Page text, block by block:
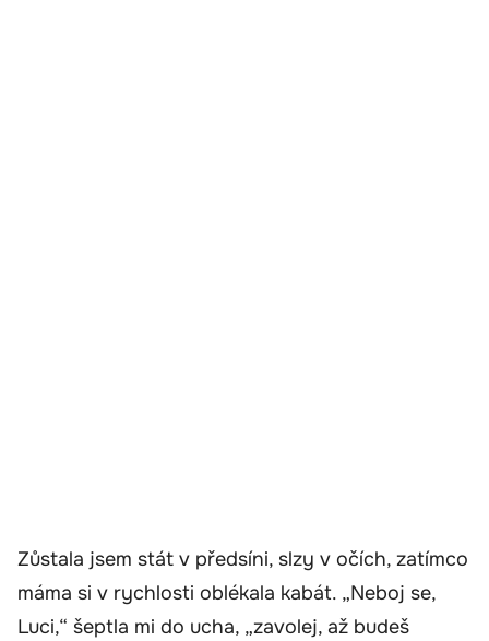
Zůstala jsem stát v předsíni, slzy v očích, zatímco
máma si v rychlosti oblékala kabát. „Neboj se,
Luci,“ šeptla mi do ucha, „zavolej, až budeš